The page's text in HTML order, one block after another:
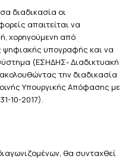
διαδικασία οι
απαιτείται να
χορηγούμενη από
ψηφιακής υπογραφής και να
(ΕΣΗΔΗΣ- Διαδικτυακή
την διαδικασία
Υπουργικής Απόφασης με
10-2017).
θα συνταχθεί